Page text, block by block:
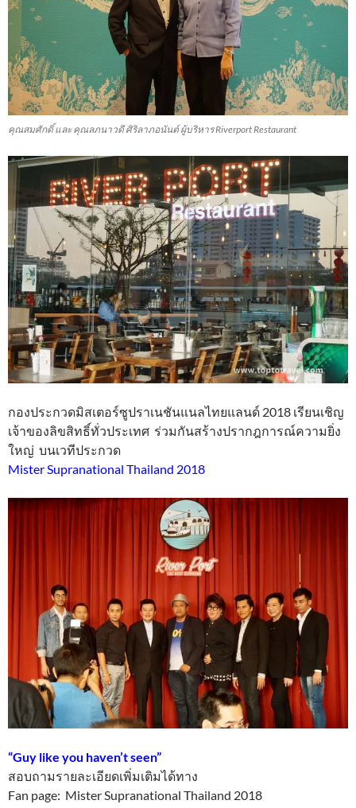
คุณสมศักดิ์ และ คุณลภนาวดี ศิริลาภอนันต์ ผู้บริหาร Riverport Restaurant
กองประกวดมิสเตอร์ซูปราเนชันแนลไทยแลนด์ 2018 เรียนเชิญ
เจ้าของลิขสิทธิ์ทั่วประเทศ ร่วมกันสร้างปรากฎการณ์ความยิ่ง
ใหญ่ บนเวทีประกวด
Mister Supranational Thailand 2018
“Guy like you haven’t seen”
สอบถามรายละเอียดเพิ่มเติมได้ทาง
Fan page: Mister Supranational Thailand 2018